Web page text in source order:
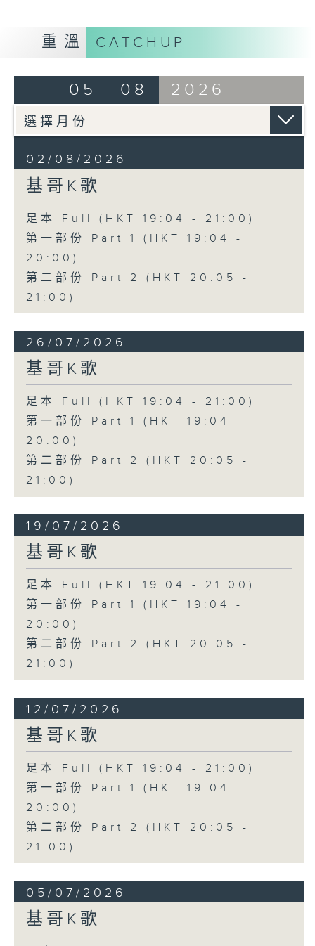
重溫 CATCHUP
05 - 08 2026
02/08/2026
基哥K歌
足本 Full (HKT 19:04 - 21:00)
第一部份 Part 1 (HKT 19:04 -
20:00)
第二部份 Part 2 (HKT 20:05 -
21:00)
26/07/2026
基哥K歌
足本 Full (HKT 19:04 - 21:00)
第一部份 Part 1 (HKT 19:04 -
20:00)
第二部份 Part 2 (HKT 20:05 -
21:00)
19/07/2026
基哥K歌
足本 Full (HKT 19:04 - 21:00)
第一部份 Part 1 (HKT 19:04 -
20:00)
第二部份 Part 2 (HKT 20:05 -
21:00)
12/07/2026
基哥K歌
足本 Full (HKT 19:04 - 21:00)
第一部份 Part 1 (HKT 19:04 -
20:00)
第二部份 Part 2 (HKT 20:05 -
21:00)
05/07/2026
基哥K歌